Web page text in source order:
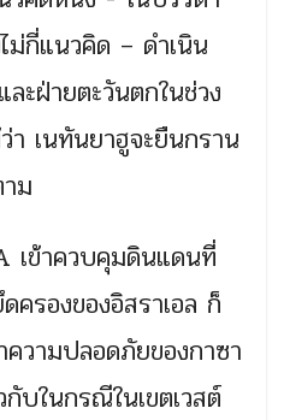
ม่กี่แนวคิด – ดำเนิน
ละฝ่ายตะวันตกในช่วง
า เนทันยาฮูจะยืนกราน
ม
เข้าควบคุมดินแดนที่
รองของอิสราเอล ก็
วามปลอดภัยของกาซา
กับในกรณีในเขตเวสต์